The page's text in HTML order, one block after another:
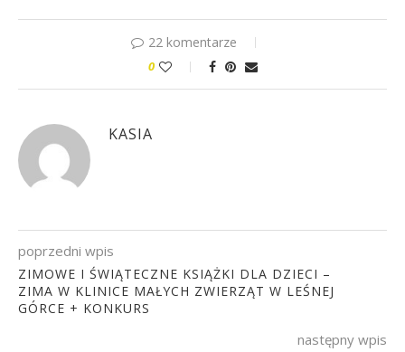
22 komentarze
0
KASIA
poprzedni wpis
ZIMOWE I ŚWIĄTECZNE KSIĄŻKI DLA DZIECI –
ZIMA W KLINICE MAŁYCH ZWIERZĄT W LEŚNEJ
GÓRCE + KONKURS
następny wpis